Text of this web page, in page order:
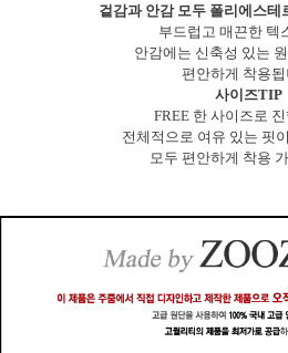
겉감과 안감 모두 폴리에스테
부드럽고 매끈한 텍
안감에는 신축성 있는
편안하게 착용
사이즈TIP
FREE 한 사이즈로
전체적으로 여유 있는 핏
모두 편안하게 착용